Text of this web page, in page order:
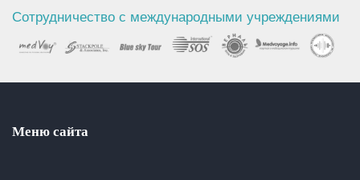
Сотрудничество с международными учреждениями
Меню сайта